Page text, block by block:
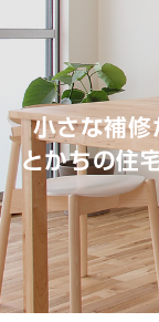
小さな補修
とかちの住